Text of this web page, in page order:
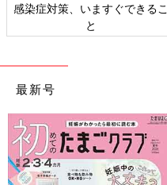
感染症対策、いますぐできるこ
と
最新号